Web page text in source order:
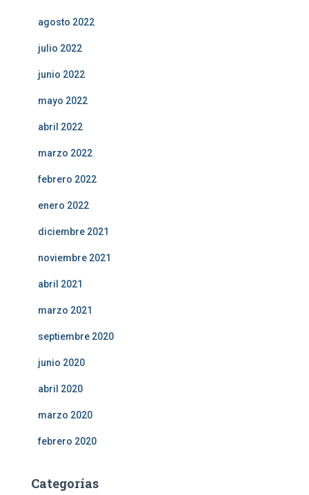
agosto 2022
julio 2022
junio 2022
mayo 2022
abril 2022
marzo 2022
febrero 2022
enero 2022
diciembre 2021
noviembre 2021
abril 2021
marzo 2021
septiembre 2020
junio 2020
abril 2020
marzo 2020
febrero 2020
Categorías